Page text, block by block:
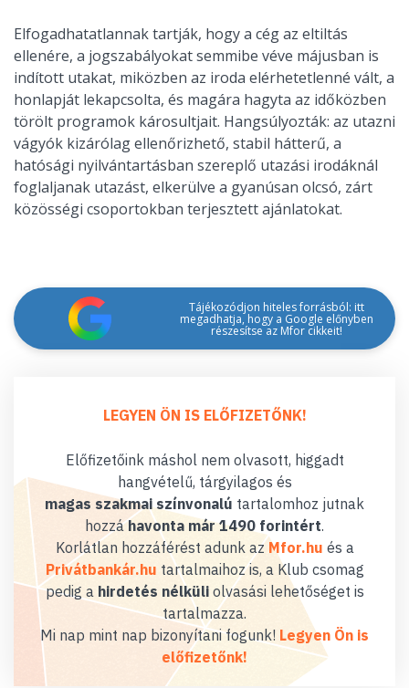
Elfogadhatatlannak tartják, hogy a cég az eltiltás
ellenére, a jogszabályokat semmibe véve májusban is
indított utakat, miközben az iroda elérhetetlenné vált, a
honlapját lekapcsolta, és magára hagyta az időközben
törölt programok károsultjait. Hangsúlyozták: az utazni
vágyók kizárólag ellenőrizhető, stabil hátterű, a
hatósági nyilvántartásban szereplő utazási irodáknál
foglaljanak utazást, elkerülve a gyanúsan olcsó, zárt
közösségi csoportokban terjesztett ajánlatokat.
Tájékozódjon hiteles forrásból: itt
megadhatja, hogy a Google előnyben
részesítse az Mfor cikkeit!
LEGYEN ÖN IS ELŐFIZETŐNK!
Előfizetőink máshol nem olvasott, higgadt
hangvételű, tárgyilagos és
magas szakmai színvonalú tartalomhoz jutnak
hozzáhavonta már 1490 forintért.
Korlátlan hozzáférést adunk az Mfor.hu és a
Privátbankár.hu tartalmaihoz is, a Klub csomag
pedig a hirdetés nélküliolvasási lehetőséget is
tartalmazza.
Mi nap mint nap bizonyítani fogunk! Legyen Ön is
előfizetőnk!